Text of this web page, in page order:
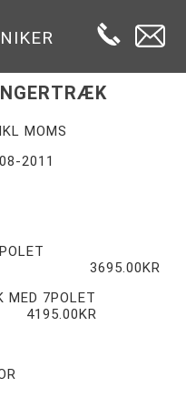
MOMS
2011
7POLET